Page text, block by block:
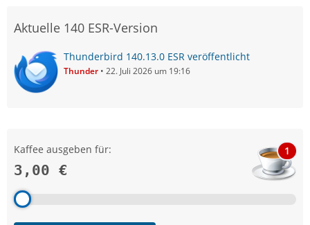
Aktuelle 140 ESR-Version
Thunderbird 140.13.0 ESR veröffentlicht
Thunder 22. Juli 2026 um 19:16
Kaffee ausgeben für:
3,00 €
1